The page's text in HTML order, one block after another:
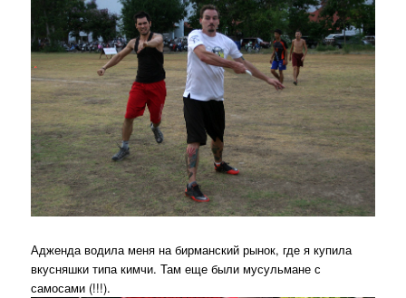
Адженда водила меня на бирманский рынок, где я купила
вкусняшки типа кимчи. Там еще были мусульмане с
самосами (!!!).